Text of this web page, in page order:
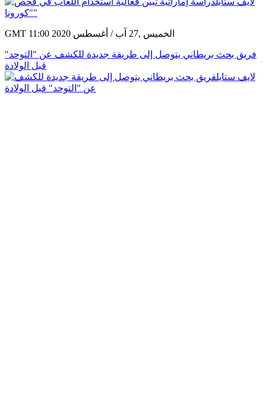
GMT 11:00 2020 الخميس ,27 آب / أغسطس
فريق بحث بريطاني يتوصل إلى طريقة جديدة للكشف عن "التوحد"
قبل الولادة